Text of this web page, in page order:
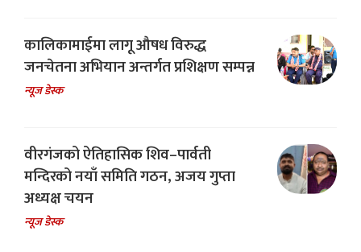
कालिकामाईमा लागू औषध विरुद्ध
जनचेतना अभियान अन्तर्गत प्रशिक्षण सम्पन्न
न्यूज डेस्क
वीरगंजको ऐतिहासिक शिव–पार्वती
मन्दिरको नयाँ समिति गठन, अजय गुप्ता
अध्यक्ष चयन
न्यूज डेस्क